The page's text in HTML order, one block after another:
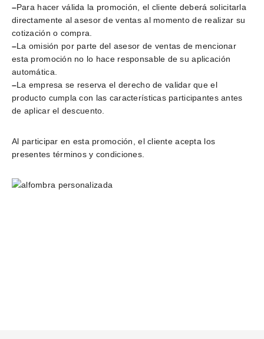
–Para hacer válida la promoción, el cliente deberá solicitarla
directamente al asesor de ventas al momento de realizar su
cotización o compra.
–La omisión por parte del asesor de ventas de mencionar
esta promoción no lo hace responsable de su aplicación
automática.
–La empresa se reserva el derecho de validar que el
producto cumpla con las características participantes antes
de aplicar el descuento.
Al participar en esta promoción, el cliente acepta los
presentes términos y condiciones.